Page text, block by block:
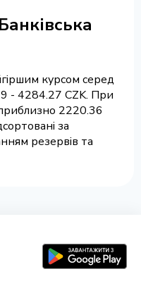
курсом серед
- 4284.27 CZK. При
2220.36
за
резервів та